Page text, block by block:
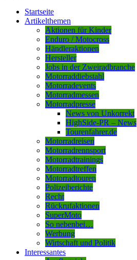
Startseite
Artikelthemen
Aktionen für Kinder
Enduro / Motocross
Händleraktionen
Hersteller
Jobs in der Zweiradbranche
Motorraddiebstahl
Motorradevents
Motorradmessen
Motorradpresse
News von Unkorrekt
HighSide-PR – News
Tourenfahrer.de
Motorradreisen
Motorradrennsport
Motorradtrainings
Motorradtreffen
Motorradtouren
Polizeiberichte
Recht
Rückrufaktionen
SuperMoto
So nebenbei…
Werbung
Wirtschaft und Politik
Interessantes